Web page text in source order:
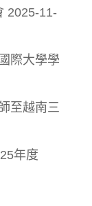
2025-11-
際大學學
至越南三
年度